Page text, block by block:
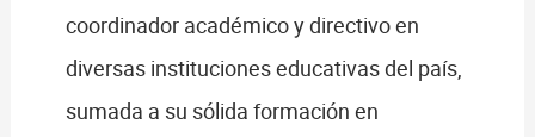
coordinador académico y directivo en
diversas instituciones educativas del país,
sumada a su sólida formación en